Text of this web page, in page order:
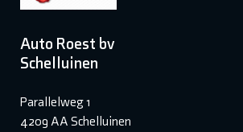
Auto Roest bv
Schelluinen
Parallelweg 1
4209 AA Schelluinen